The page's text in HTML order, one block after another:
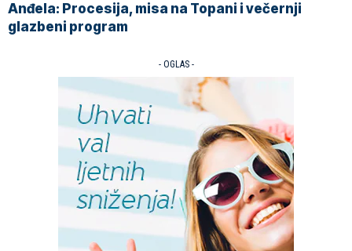
Anđela: Procesija, misa na Topani i večernji
glazbeni program
- OGLAS -